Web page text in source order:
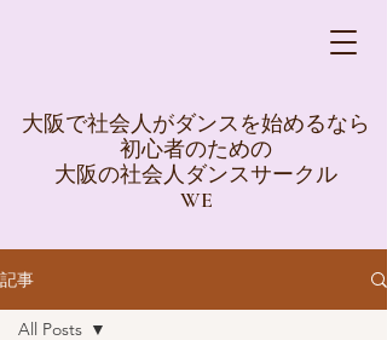
大阪で社会人がダンスを始めるなら
初心者のための
大阪の社会人ダンスサークル
WE
記事
All Posts